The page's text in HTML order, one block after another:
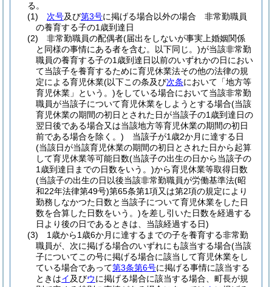
る。
(1)
次号及び第3号に掲げる場合以外の場合 非常勤職員
の養育する子の1歳到達日
(2)
非常勤職員の配偶者(届出をしないが事実上婚姻関係
と同様の事情にある者を含む。以下同じ。)が当該非常勤
職員の養育する子の1歳到達日以前のいずれかの日におい
て当該子を養育するために育児休業法その他の法律の規
定による育児休業(以下この条及び次条において「地方等
育児休業」という。)をしている場合において当該非常勤
職員が当該子について育児休業をしようとする場合(当該
育児休業の期間の初日とされた日が当該子の1歳到達日の
翌日後である場合又は当該地方等育児休業の期間の初日
前である場合を除く。) 当該子が1歳2か月に達する日
(当該日が当該育児休業の期間の初日とされた日から起算
して育児休業等可能日数(当該子の出生の日から当該子の
1歳到達日までの日数をいう。)から育児休業等取得日数
(当該子の出生の日以後当該非常勤職員が労働基準法(昭
和22年法律第49号)第65条第1項又は第2項の規定により
勤務しなかつた日数と当該子について育児休業をした日
数を合算した日数をいう。)を差し引いた日数を経過する
日より後の日であるときは、当該経過する日)
(3)
1歳から1歳6か月に達するまでの子を養育する非常勤
職員が、次に掲げる場合のいずれにも該当する場合(当該
子についてこの号に掲げる場合に該当して育児休業をし
ている場合であって第3条第6号に掲げる事情に該当する
ときはイ及びウに掲げる場合に該当する場合、町長が規